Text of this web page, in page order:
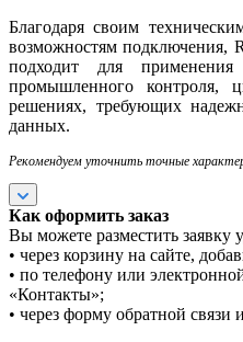
Благодаря своим
возможностям подключения,
подходит для применения
промышленного контроля,
решениях, требующих
данных.
Рекомендуем уточнить точные
Как оформить заказ
Вы можете разместить заявку
• через корзину на сайте,
• по телефону или
«Контакты»;
• через форму обратной связи